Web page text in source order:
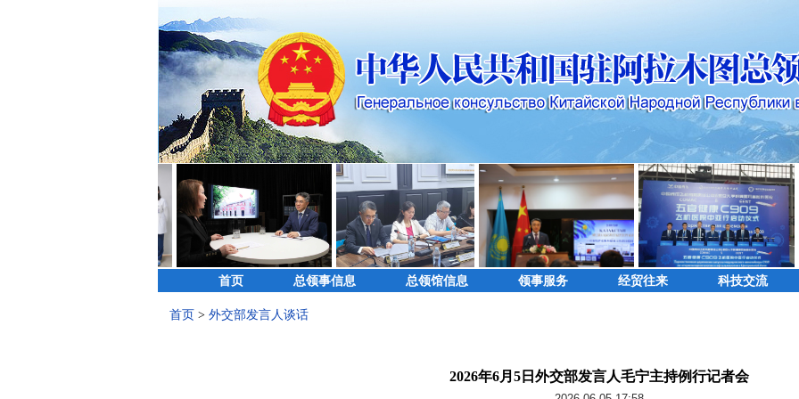
首页 总领事信息 总领馆信息 领事服务 经贸往来 科技交流
首页 > 外交部发言人谈话
2026年6月5日外交部发言人毛宁主持例行记者会